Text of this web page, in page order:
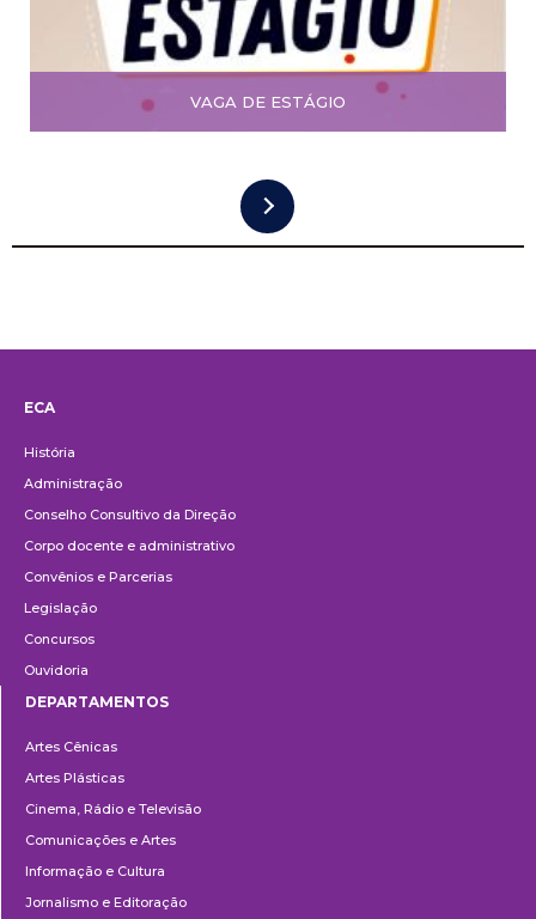
VAGA DE ESTÁGIO
ECA
História
Administração
Conselho Consultivo da Direção
Corpo docente e administrativo
Convênios e Parcerias
Legislação
Concursos
Ouvidoria
DEPARTAMENTOS
Artes Cênicas
Artes Plásticas
Cinema, Rádio e Televisão
Comunicações e Artes
Informação e Cultura
Jornalismo e Editoração